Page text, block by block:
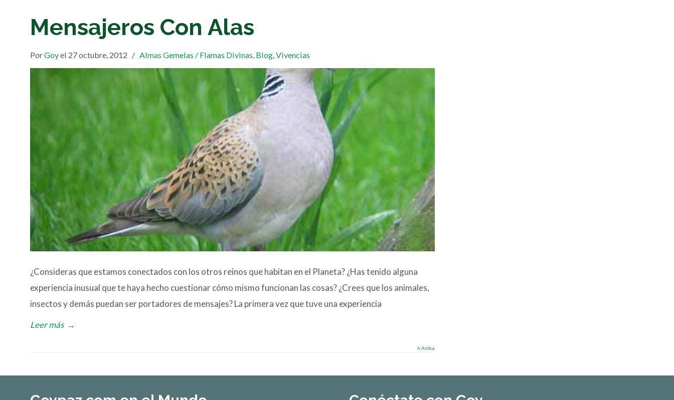
Mensajeros Con Alas
PorGoyel 27 octubre, 2012 / Almas Gemelas / Flamas Divinas Blog ,Vivencias
¿Consideras que estamos conectados con los otros reinos que habitan en el Planeta? ¿Has tenido alguna
experiencia inusual que te haya hecho cuestionar cómo mismo funcionan las cosas? ¿Crees que los animales,
insectos y demás puedan ser portadores de mensajes? La primera vez que tuve una experiencia
Leer más →
Ir Arriba